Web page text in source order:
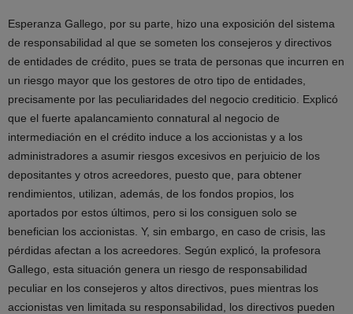
Esperanza Gallego, por su parte, hizo una exposición del sistema
de responsabilidad al que se someten los consejeros y directivos
de entidades de crédito, pues se trata de personas que incurren en
un riesgo mayor que los gestores de otro tipo de entidades,
precisamente por las peculiaridades del negocio crediticio. Explicó
que el fuerte apalancamiento connatural al negocio de
intermediación en el crédito induce a los accionistas y a los
administradores a asumir riesgos excesivos en perjuicio de los
depositantes y otros acreedores, puesto que, para obtener
rendimientos, utilizan, además, de los fondos propios, los
aportados por estos últimos, pero si los consiguen solo se
benefician los accionistas. Y, sin embargo, en caso de crisis, las
pérdidas afectan a los acreedores. Según explicó, la profesora
Gallego, esta situación genera un riesgo de responsabilidad
peculiar en los consejeros y altos directivos, pues mientras los
accionistas ven limitada su responsabilidad, los directivos pueden